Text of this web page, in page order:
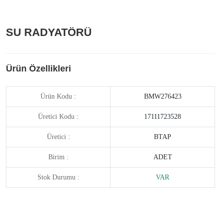
SU RADYATÖRÜ
Ürün Özellikleri
Ürün Kodu : BMW276423
Üretici Kodu : 17111723528
Üretici : BTAP
Birim : ADET
Stok Durumu : VAR